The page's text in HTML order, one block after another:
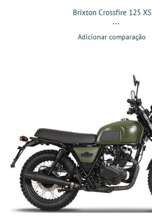
Brixton Crossfire 125 XS
Adicionar comparação